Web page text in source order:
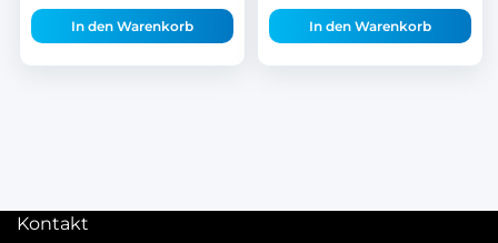
In den Warenkorb In den Warenkorb
Kontakt